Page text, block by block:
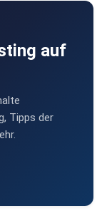
auf
Tipps der